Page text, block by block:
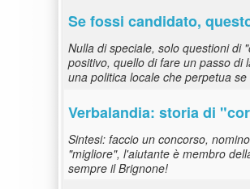
Se fossi candidato,
Nulla di speciale, solo questioni di
positivo, quello di fare un passo di
una politica locale che perpetua
Verbalandia: storia di
Sintesi: faccio un concorso,
"migliore", l'aiutante è membro
sempre il Brignone!